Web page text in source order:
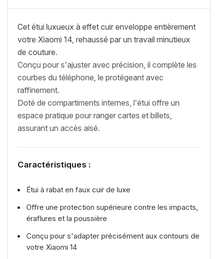
Cet étui luxueux à effet cuir enveloppe entièrement
votre Xiaomi 14, rehaussé par un travail minutieux
de couture.
Conçu pour s'ajuster avec précision, il complète les
courbes du téléphone, le protégeant avec
raffinement.
Doté de compartiments internes, l'étui offre un
espace pratique pour ranger cartes et billets,
assurant un accès aisé.
Caractéristiques :
Étui à rabat en faux cuir de luxe
Offre une protection supérieure contre les impacts,
éraflures et la poussière
Conçu pour s'adapter précisément aux contours de
votre Xiaomi 14